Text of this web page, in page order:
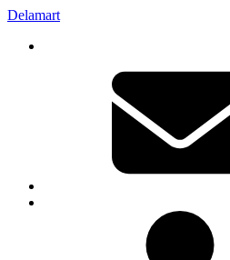
Delamart